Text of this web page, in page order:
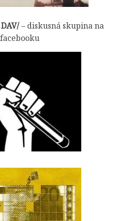
– diskusná skupina na
facebooku